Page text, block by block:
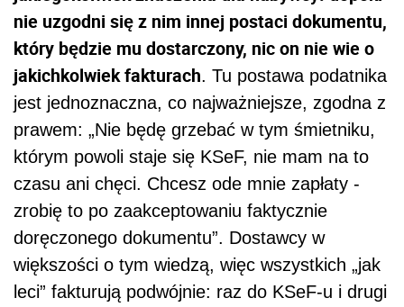
nie uzgodni się z nim innej postaci dokumentu,
który będzie mu dostarczony, nic on nie wie o
jakichkolwiek fakturach. Tu postawa podatnika
jest jednoznaczna, co najważniejsze, zgodna z
prawem: „Nie będę grzebać w tym śmietniku,
którym powoli staje się KSeF, nie mam na to
czasu ani chęci. Chcesz ode mnie zapłaty -
zrobię to po zaakceptowaniu faktycznie
doręczonego dokumentu”. Dostawcy w
większości o tym wiedzą, więc wszystkich „jak
leci” fakturują podwójnie: raz do KSeF-u i drugi